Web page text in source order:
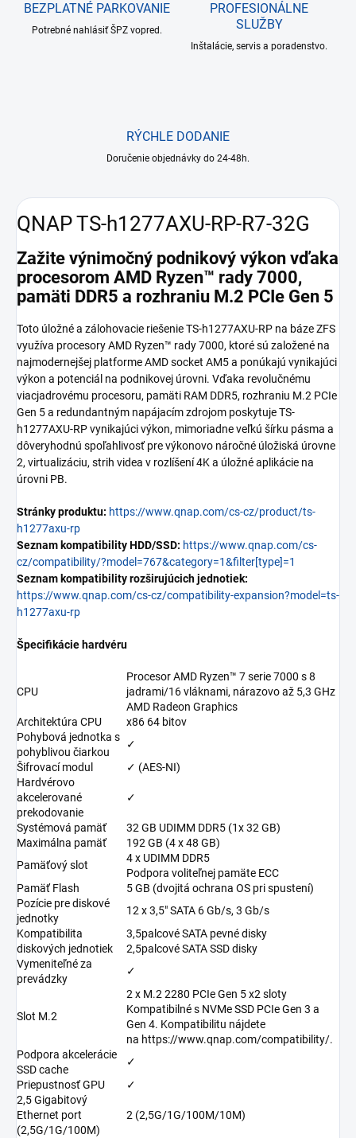
BEZPLATNÉ PARKOVANIE
Potrebné nahlásiť ŠPZ vopred.
PROFESIONÁLNE
SLUŽBY
Inštalácie, servis a poradenstvo.
RÝCHLE DODANIE
Doručenie objednávky do 24-48h.
QNAP TS-h1277AXU-RP-R7-32G
Zažite výnimočný podnikový výkon vďaka
procesorom AMD Ryzen™ rady 7000,
pamäti DDR5 a rozhraniu M.2 PCIe Gen 5
Toto úložné a zálohovacie riešenie TS-h1277AXU-RP na báze ZFS
využíva procesory AMD Ryzen™ rady 7000, ktoré sú založené na
najmodernejšej platforme AMD socket AM5 a ponúkajú vynikajúci
výkon a potenciál na podnikovej úrovni. Vďaka revolučnému
viacjadrovému procesoru, pamäti RAM DDR5, rozhraniu M.2 PCIe
Gen 5 a redundantným napájacím zdrojom poskytuje TS-
h1277AXU-RP vynikajúci výkon, mimoriadne veľkú šírku pásma a
dôveryhodnú spoľahlivosť pre výkonovo náročné úložiská úrovne
2, virtualizáciu, strih videa v rozlíšení 4K a úložné aplikácie na
úrovni PB.
Stránky produktu: https://www.qnap.com/cs-cz/product/ts-
h1277axu-rp
Seznam kompatibility HDD/SSD: https://www.qnap.com/cs-
cz/compatibility/?model=767&category=1&filter[type]=1
Seznam kompatibility rozširujúcich jednotiek:
https://www.qnap.com/cs-cz/compatibility-expansion?model=ts-
h1277axu-rp
Špecifikácie hardvéru
CPU
Procesor AMD Ryzen™ 7 serie 7000 s 8
jadrami/16 vláknami, nárazovo až 5,3 GHz
AMD Radeon Graphics
Architektúra CPU
x86 64 bitov
Pohybová jednotka s
pohyblivou čiarkou
✓
Šifrovací modul
✓ (AES-NI)
Hardvérovo
akcelerované
prekodovanie
✓
Systémová pamäť
32 GB UDIMM DDR5 (1x 32 GB)
Maximálna pamäť
192 GB (4 x 48 GB)
Pamäťový slot
4 x UDIMM DDR5
Podpora voliteľnej pamäte ECC
Pamäť Flash
5 GB (dvojitá ochrana OS pri spustení)
Pozície pre diskové
jednotky
12 x 3,5" SATA 6 Gb/s, 3 Gb/s
Kompatibilita
diskových jednotiek
3,5palcové SATA pevné disky
2,5palcové SATA SSD disky
Vymeniteľné za
prevádzky
✓
Slot M.2
2 x M.2 2280 PCIe Gen 5 x2 sloty
Kompatibilné s NVMe SSD PCIe Gen 3 a
Gen 4. Kompatibilitu nájdete
na https://www.qnap.com/compatibility/.
Podpora akcelerácie
SSD cache
✓
Priepustnosť GPU
✓
2,5 Gigabitový
Ethernet port
(2,5G/1G/100M)
2 (2,5G/1G/100M/10M)